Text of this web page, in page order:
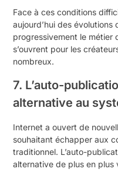
Face à ces conditions
aujourd’hui des
progressivement le métier
s’ouvrent pour les
nombreux.
7. L’auto-
alternative au
Internet a ouvert de
souhaitant échapper aux
traditionnel. L’auto-
alternative de plus en plus